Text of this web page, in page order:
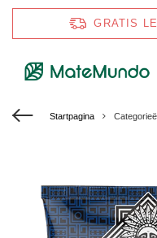
GRATIS
Startpagina